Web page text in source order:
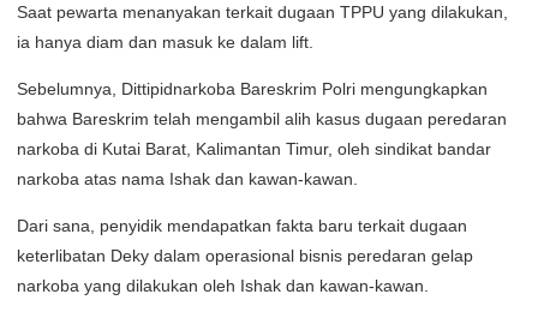
Saat pewarta menanyakan terkait dugaan TPPU yang dilakukan,
ia hanya diam dan masuk ke dalam lift.
Sebelumnya, Dittipidnarkoba Bareskrim Polri mengungkapkan
bahwa Bareskrim telah mengambil alih kasus dugaan peredaran
narkoba di Kutai Barat, Kalimantan Timur, oleh sindikat bandar
narkoba atas nama Ishak dan kawan-kawan.
Dari sana, penyidik mendapatkan fakta baru terkait dugaan
keterlibatan Deky dalam operasional bisnis peredaran gelap
narkoba yang dilakukan oleh Ishak dan kawan-kawan.